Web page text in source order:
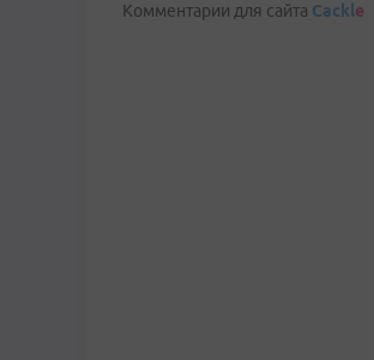
Комментарии для сайта Cackle